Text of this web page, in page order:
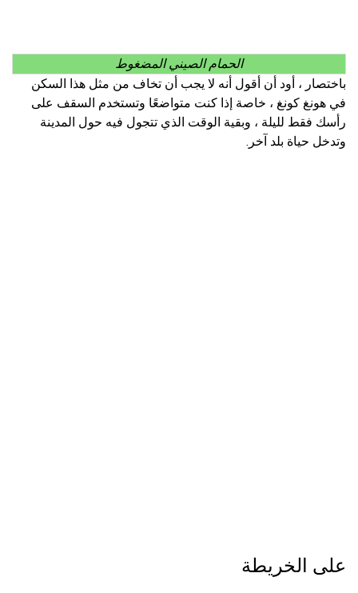
الحمام الصيني المضغوط
باختصار ، أود أن أقول أنه لا يجب أن تخاف من مثل هذا السكن
في هونغ كونغ ، خاصة إذا كنت متواضعًا وتستخدم السقف على
رأسك فقط لليلة ، وبقية الوقت الذي تتجول فيه حول المدينة
وتدخل حياة بلد آخر.
على الخريطة